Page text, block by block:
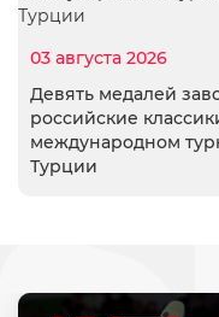
03 августа 2026
Девять медалей
российские
международном
Турции